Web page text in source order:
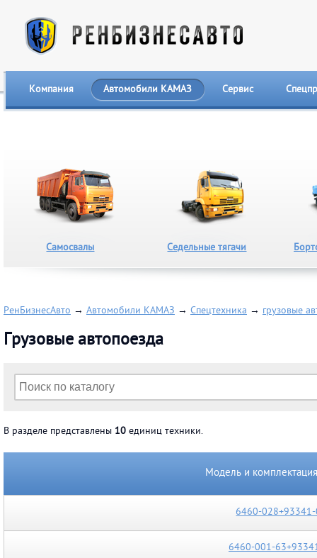
Компания Автомобили КАМАЗ Сервис
Самосвалы Седельные тягачи
РенБизнесАвто → Автомобили КАМАЗ → Спецтехника → грузовые
грузовые автопоезда
В разделе представлены 10 единиц техники.
Модель и
6460-
6460-001-